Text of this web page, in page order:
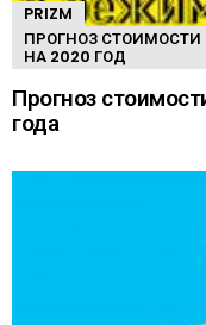
PRIZM
ПРОГНОЗ
НА 2020 ГОД
Прогноз
года